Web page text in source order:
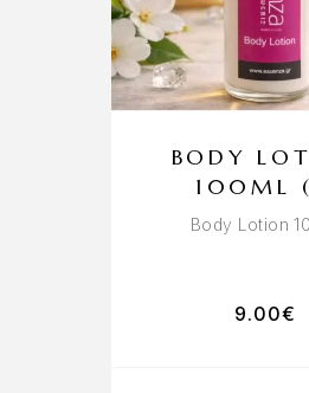
BODY
100ML
Body Lotion
9.00€